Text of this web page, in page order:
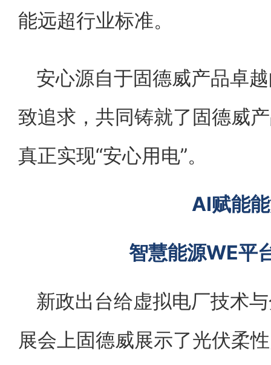
能远超行业标准。
安心源自于固德威产品卓
致追求，共同铸就了固德威
真正实现“安心用电”。
AI赋能
智慧能源WE平
新政出台给虚拟电厂技术
展会上固德威展示了光伏柔